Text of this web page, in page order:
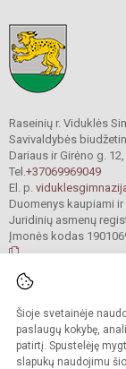
Šioje svetainėje
paslaugų kokybę,
patirtį. Spustelėję
slapukų naudojimu
Raseinių r. Viduklės
Savivaldybės
Dariaus ir Girėno g.
Tel.+37069969049
El. p.
Duomenys kaupiami
Juridinių asmenų
Įmonės kodas
Kopijuoti turinį